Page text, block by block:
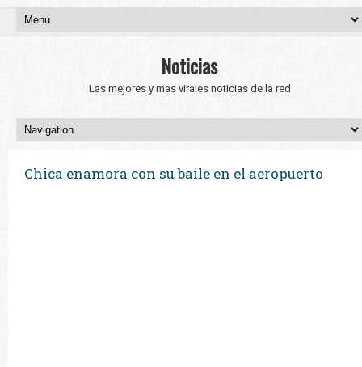
Noticias
Las mejores y mas virales noticias de la red
Chica enamora con su baile en el aeropuerto